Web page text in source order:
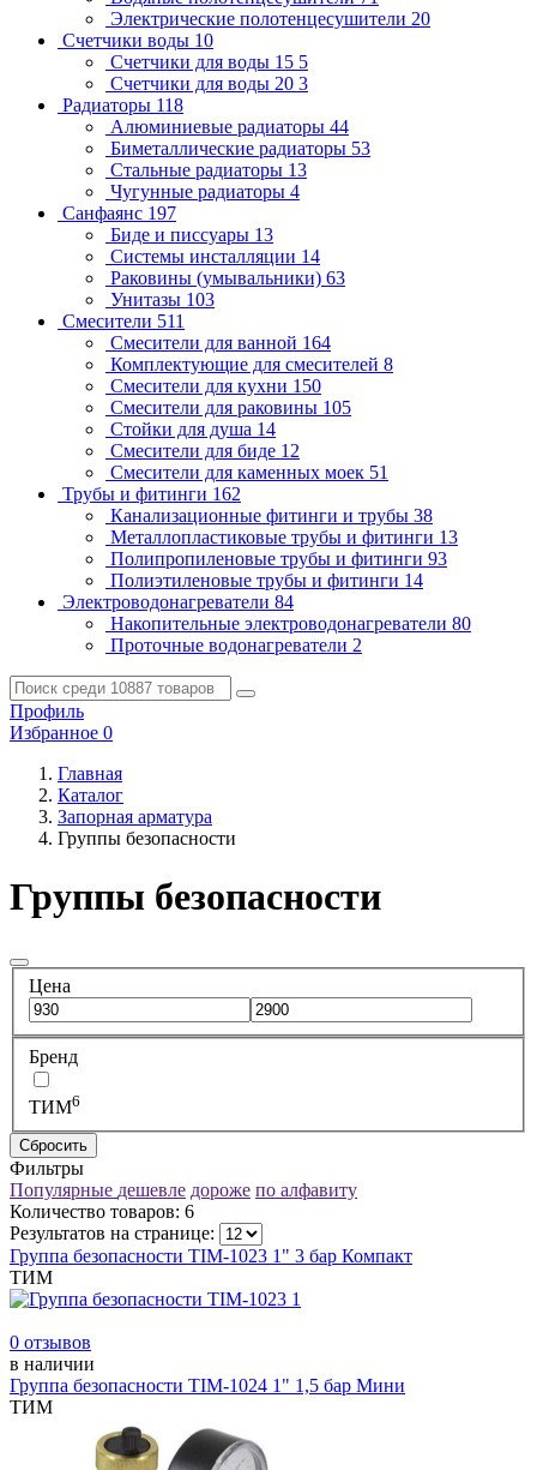
Электрические полотенцесушители 20
Счетчики воды 10
Счетчики для воды 15 5
Счетчики для воды 20 3
Радиаторы 118
Алюминиевые радиаторы 44
Биметаллические радиаторы 53
Стальные радиаторы 13
Чугунные радиаторы 4
Санфаянс 197
Биде и писсуары 13
Системы инсталляции 14
Раковины (умывальники) 63
Унитазы 103
Смесители 511
Смесители для ванной 164
Комплектующие для смесителей 8
Смесители для кухни 150
Смесители для раковины 105
Стойки для душа 14
Смесители для биде 12
Смесители для каменных моек 51
Трубы и фитинги 162
Канализационные фитинги и трубы 38
Металлопластиковые трубы и фитинги 13
Полипропиленовые трубы и фитинги 93
Полиэтиленовые трубы и фитинги 14
Электроводонагреватели 84
Накопительные электроводонагреватели 80
Проточные водонагреватели 2
Профиль
Избранное 0
Главная
Каталог
Запорная арматура
Группы безопасности
Группы безопасности
Цена
Бренд
ТИМ6
Сбросить
Фильтры
Популярные дешевле дороже по алфавиту
Количество товаров: 6
Результатов на странице:
Группа безопасности ТIМ-1023 1" 3 бар Компакт
ТИМ
0 отзывов
в наличии
Группа безопасности ТIМ-1024 1" 1,5 бар Мини
ТИМ